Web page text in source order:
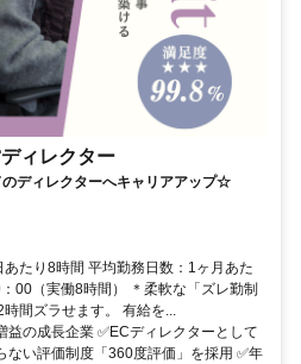
ィレクター
ディレクターへキャリアアップ☆
たり8時間 平均勤務日数：1ヶ月あた
00（実働8時間） ＊柔軟な「ズレ勤制
間ズラせます。 有給を...
益の成長企業 ✅ECディレクターとして
ない評価制度「360度評価」を採用 ✅年